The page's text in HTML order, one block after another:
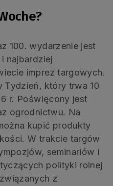
100. wydarzenie jest
najbardziej
imprez targowych.
Tydzień, który trwa 10
r. Poświęcony jest
ogrodnictwu. Na
kupić produkty
W trakcie targów
seminariów i
polityki rolnej
z